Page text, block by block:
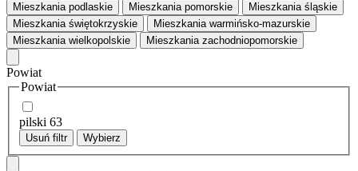
Mieszkania podlaskie
Mieszkania pomorskie
Mieszkania śląskie
Mieszkania świętokrzyskie
Mieszkania warmińsko-mazurskie
Mieszkania wielkopolskie
Mieszkania zachodniopomorskie
Powiat
Powiat
pilski 63
Usuń filtr Wybierz